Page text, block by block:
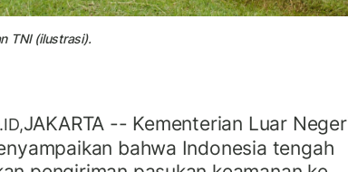
TNI (ilustrasi).
JAKARTA -- Kementerian Luar
bahwa Indonesia tengah